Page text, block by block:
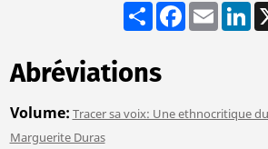
Share Facebook
Email
Abréviations
Volume Tracer sa voix: Une ethnocritique
Marguerite Duras